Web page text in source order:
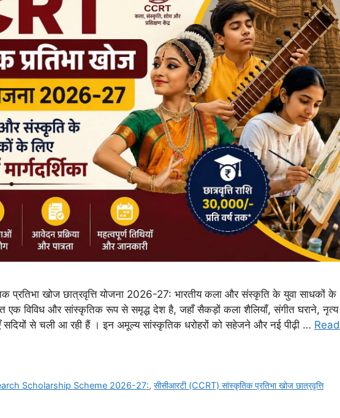
प्रतिभा खोज छात्रवृत्ति योजना 2026-27: भारतीय कला और संस्कृति के युवा साधकों के
एक विविध और सांस्कृतिक रूप से समृद्ध देश है, जहाँ सैकड़ों कला शैलियाँ, संगीत घराने, नृत्य
सदियों से चली आ रही हैं । इन अमूल्य सांस्कृतिक धरोहरों को सहेजने और नई पीढ़ी … Read
Scholarship Scheme 2026-27:,सीसीआरटी (CCRT) सांस्कृतिक प्रतिभा खोज छात्रवृत्ति